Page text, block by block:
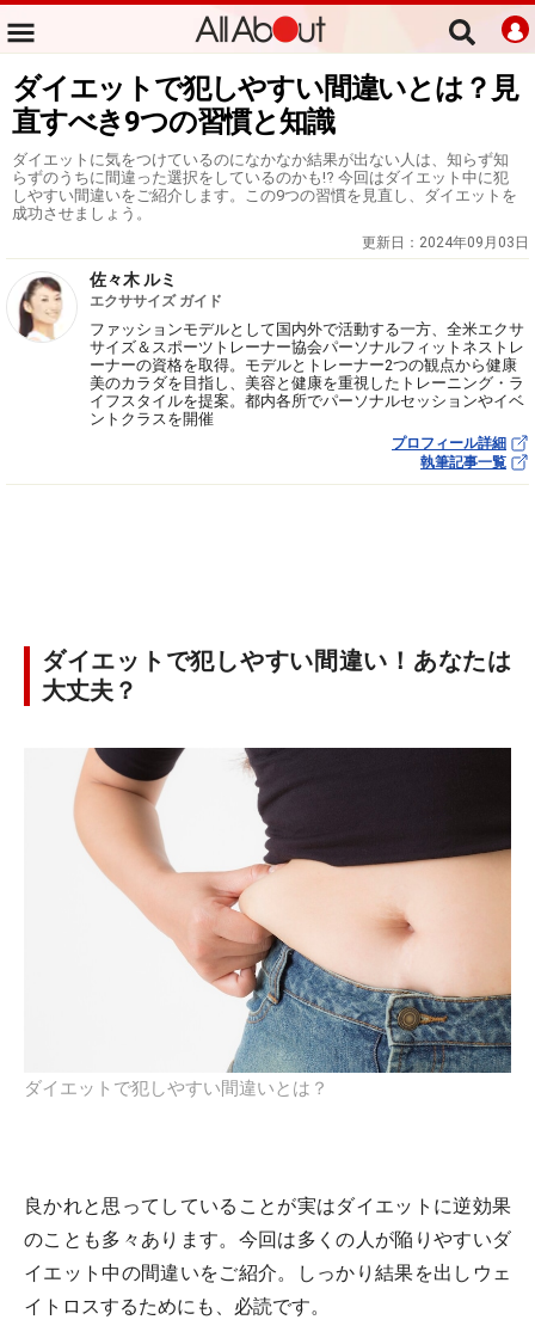
ダイエットで犯しやすい間違いとは？見
直すべき9つの習慣と知識
ダイエットに気をつけているのになかなか結果が出ない人は、知らず知
らずのうちに間違った選択をしているのかも!? 今回はダイエット中に犯
しやすい間違いをご紹介します。この9つの習慣を見直し、ダイエットを
成功させましょう。
更新日： 2024年09月03日
佐々木 ルミ
エクササイズ ガイド
ファッションモデルとして国内外で活動する一方、全米エクサ
サイズ＆スポーツトレーナー協会パーソナルフィットネストレ
ーナーの資格を取得。モデルとトレーナー2つの観点から健康
美のカラダを目指し、美容と健康を重視したトレーニング・ラ
イフスタイルを提案。都内各所でパーソナルセッションやイベ
ントクラスを開催
プロフィール詳細
執筆記事一覧
ダイエットで犯しやすい間違い！あなたは
大丈夫？
ダイエットで犯しやすい間違いとは？
良かれと思ってしていることが実はダイエットに逆効果
のことも多々あります。今回は多くの人が陥りやすいダ
イエット中の間違いをご紹介。しっかり結果を出しウェ
イトロスするためにも、必読です。